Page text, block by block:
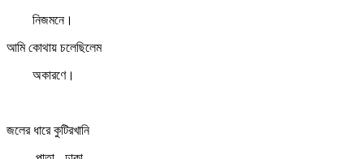
নিজমনে।
আমি কোথায় চলেছিলেম
অকারণে।
জলের ধারে কুটিরখানি